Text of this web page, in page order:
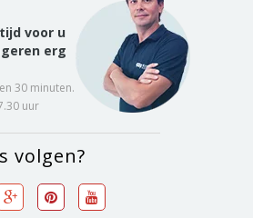
voor u
erg
30 minuten.
uur
volgen?